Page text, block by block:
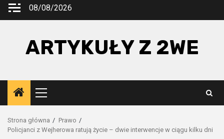
Przejdź
08/08/2026
ARTYKUŁY Z 2WE
Menu
główne
Strona główna
Prawo
Policjanci z Wejherowa ratują życie – dwie interwencje w ciągu kilku dni